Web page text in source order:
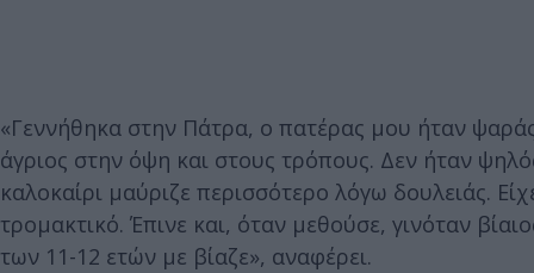
«Γεννήθηκα στην Πάτρα, ο πατέρας μου ήταν
άγριος στην όψη και στους τρόπους. Δεν ήταν
καλοκαίρι μαύριζε περισσότερο λόγω δουλειάς.
τρομακτικό. Έπινε και, όταν μεθούσε, γινόταν
των 11-12 ετών με βίαζε», αναφέρει.